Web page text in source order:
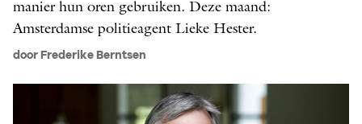
manier hun oren gebruiken. Deze maand:
Amsterdamse politieagent Lieke Hester.
door Frederike Berntsen